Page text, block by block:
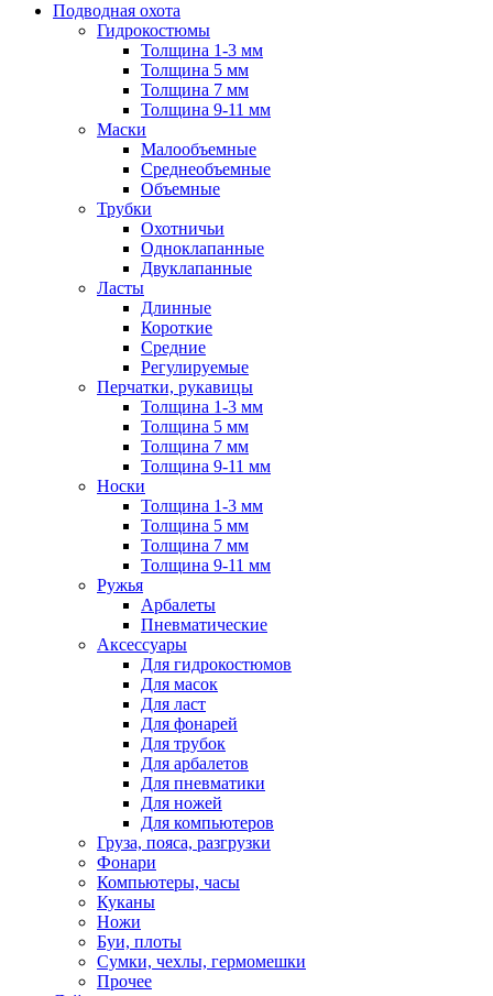
Подводная охота
Гидрокостюмы
Толщина 1-3 мм
Толщина 5 мм
Толщина 7 мм
Толщина 9-11 мм
Маски
Малообъемные
Среднеобъемные
Объемные
Трубки
Охотничьи
Одноклапанные
Двуклапанные
Ласты
Длинные
Короткие
Средние
Регулируемые
Перчатки, рукавицы
Толщина 1-3 мм
Толщина 5 мм
Толщина 7 мм
Толщина 9-11 мм
Носки
Толщина 1-3 мм
Толщина 5 мм
Толщина 7 мм
Толщина 9-11 мм
Ружья
Арбалеты
Пневматические
Аксессуары
Для гидрокостюмов
Для масок
Для ласт
Для фонарей
Для трубок
Для арбалетов
Для пневматики
Для ножей
Для компьютеров
Груза, пояса, разгрузки
Фонари
Компьютеры, часы
Куканы
Ножи
Буи, плоты
Сумки, чехлы, гермомешки
Прочее